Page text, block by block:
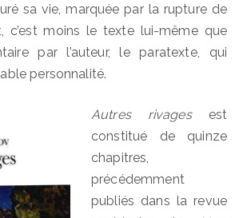
sa vie, marquée par la rupture de
c’est moins le texte lui-même que
par l’auteur, le paratexte, qui
personnalité.
Autres rivagesest
constitué de quinze
chapitres,
précédemment
publiés dans la revue